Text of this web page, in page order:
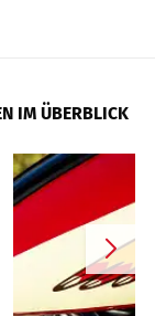
IM ÜBERBLICK